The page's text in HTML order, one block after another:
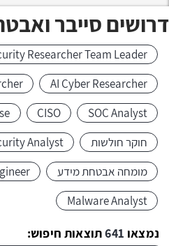
דרושים סייבר
Researcher Team Leader
AI Cyber Researcher
SOC Analyst
CISO
חוקר חולשות
Analyst
מומחה אבטחת מידע
Malware Analyst
נמצאו 641תוצאות חיפוש: